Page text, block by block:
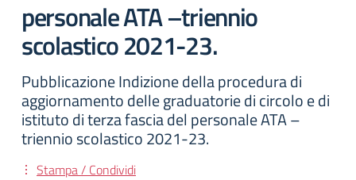
personale ATA –triennio
scolastico 2021-23.
Pubblicazione Indizione della procedura di
aggiornamento delle graduatorie di circolo e di
istituto di terza fascia del personale ATA –
triennio scolastico 2021-23.
Stampa / Condividi